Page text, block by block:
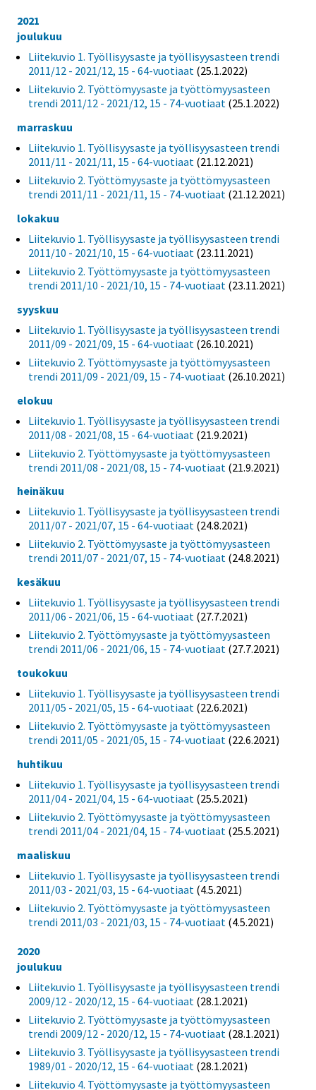
2021
joulukuu
Liitekuvio 1. Työllisyysaste ja työllisyysasteen trendi
2011/12 - 2021/12, 15 - 64-vuotiaat (25.1.2022)
Liitekuvio 2. Työttömyysaste ja työttömyysasteen
trendi 2011/12 - 2021/12, 15 - 74-vuotiaat (25.1.2022)
marraskuu
Liitekuvio 1. Työllisyysaste ja työllisyysasteen trendi
2011/11 - 2021/11, 15 - 64-vuotiaat (21.12.2021)
Liitekuvio 2. Työttömyysaste ja työttömyysasteen
trendi 2011/11 - 2021/11, 15 - 74-vuotiaat (21.12.2021)
lokakuu
Liitekuvio 1. Työllisyysaste ja työllisyysasteen trendi
2011/10 - 2021/10, 15 - 64-vuotiaat (23.11.2021)
Liitekuvio 2. Työttömyysaste ja työttömyysasteen
trendi 2011/10 - 2021/10, 15 - 74-vuotiaat (23.11.2021)
syyskuu
Liitekuvio 1. Työllisyysaste ja työllisyysasteen trendi
2011/09 - 2021/09, 15 - 64-vuotiaat (26.10.2021)
Liitekuvio 2. Työttömyysaste ja työttömyysasteen
trendi 2011/09 - 2021/09, 15 - 74-vuotiaat (26.10.2021)
elokuu
Liitekuvio 1. Työllisyysaste ja työllisyysasteen trendi
2011/08 - 2021/08, 15 - 64-vuotiaat (21.9.2021)
Liitekuvio 2. Työttömyysaste ja työttömyysasteen
trendi 2011/08 - 2021/08, 15 - 74-vuotiaat (21.9.2021)
heinäkuu
Liitekuvio 1. Työllisyysaste ja työllisyysasteen trendi
2011/07 - 2021/07, 15 - 64-vuotiaat (24.8.2021)
Liitekuvio 2. Työttömyysaste ja työttömyysasteen
trendi 2011/07 - 2021/07, 15 - 74-vuotiaat (24.8.2021)
kesäkuu
Liitekuvio 1. Työllisyysaste ja työllisyysasteen trendi
2011/06 - 2021/06, 15 - 64-vuotiaat (27.7.2021)
Liitekuvio 2. Työttömyysaste ja työttömyysasteen
trendi 2011/06 - 2021/06, 15 - 74-vuotiaat (27.7.2021)
toukokuu
Liitekuvio 1. Työllisyysaste ja työllisyysasteen trendi
2011/05 - 2021/05, 15 - 64-vuotiaat (22.6.2021)
Liitekuvio 2. Työttömyysaste ja työttömyysasteen
trendi 2011/05 - 2021/05, 15 - 74-vuotiaat (22.6.2021)
huhtikuu
Liitekuvio 1. Työllisyysaste ja työllisyysasteen trendi
2011/04 - 2021/04, 15 - 64-vuotiaat (25.5.2021)
Liitekuvio 2. Työttömyysaste ja työttömyysasteen
trendi 2011/04 - 2021/04, 15 - 74-vuotiaat (25.5.2021)
maaliskuu
Liitekuvio 1. Työllisyysaste ja työllisyysasteen trendi
2011/03 - 2021/03, 15 - 64-vuotiaat (4.5.2021)
Liitekuvio 2. Työttömyysaste ja työttömyysasteen
trendi 2011/03 - 2021/03, 15 - 74-vuotiaat (4.5.2021)
2020
joulukuu
Liitekuvio 1. Työllisyysaste ja työllisyysasteen trendi
2009/12 - 2020/12, 15 - 64-vuotiaat (28.1.2021)
Liitekuvio 2. Työttömyysaste ja työttömyysasteen
trendi 2009/12 - 2020/12, 15 - 74-vuotiaat (28.1.2021)
Liitekuvio 3. Työllisyysaste ja työllisyysasteen trendi
1989/01 - 2020/12, 15 - 64-vuotiaat (28.1.2021)
Liitekuvio 4. Työttömyysaste ja työttömyysasteen